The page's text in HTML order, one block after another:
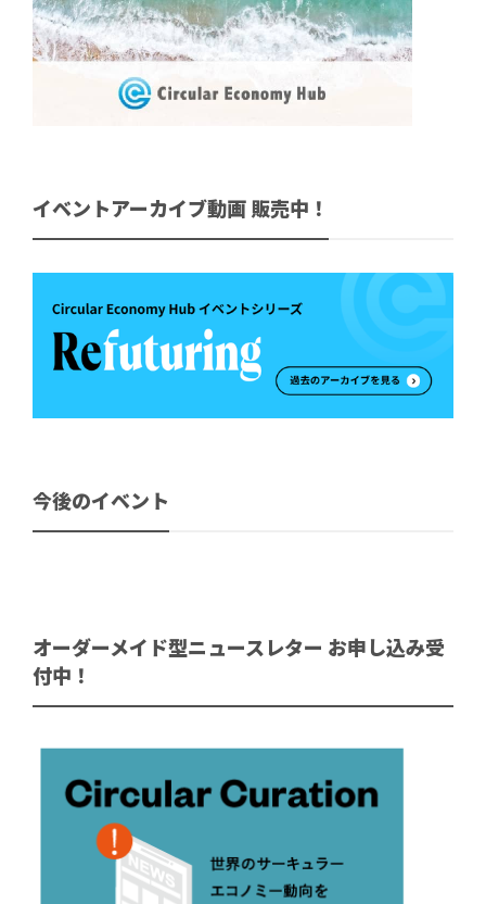
イベントアーカイブ動画 販売中！
今後のイベント
オーダーメイド型ニュースレター お申し込み受
付中！